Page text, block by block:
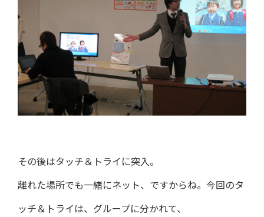
その後はタッチ＆トライに突入。
離れた場所でも一緒にネット、ですからね。今回のタ
ッチ＆トライは、グループに分かれて、